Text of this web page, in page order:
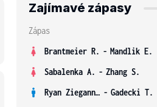
Zajímavé zápasy
Zápas
Brantmeier R. - Mandlik E.
Sabalenka A. - Zhang S.
Ryan Ziegann S. - Gadecki T.